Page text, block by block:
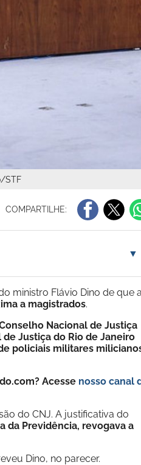
STF
COMPARTILHE:
▼
ministro Flávio Dino de que
a magistrados.
Nacional de Justiça
de Justiça do Rio de Janeiro
policiais militares
Acesse nosso canal
do CNJ. A justificativa do
da Previdência, revogava a
Dino, no parecer.